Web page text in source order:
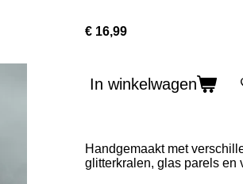
€ 16,99
In winkelwagen
Handgemaakt met
glitterkralen, glas parels